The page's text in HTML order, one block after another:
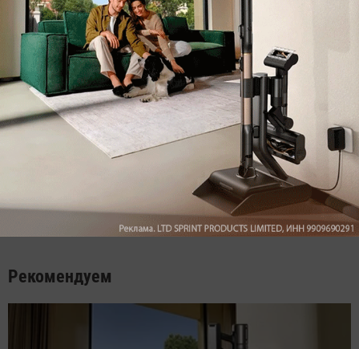
Max YouTube
Комментарии
Мы знаем, вам есть что сказать!
Войдите или Зарегистрируйтесь, чтобы
оставить комментарий
Рекомендуем